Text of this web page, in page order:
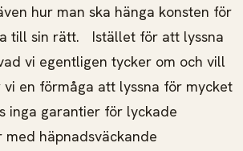
hur man ska hänga konsten för
till sin rätt. Istället för att lyssna
vi egentligen tycker om och vill
vi en förmåga att lyssna för mycket
inga garantier för lyckade
med häpnadsväckande